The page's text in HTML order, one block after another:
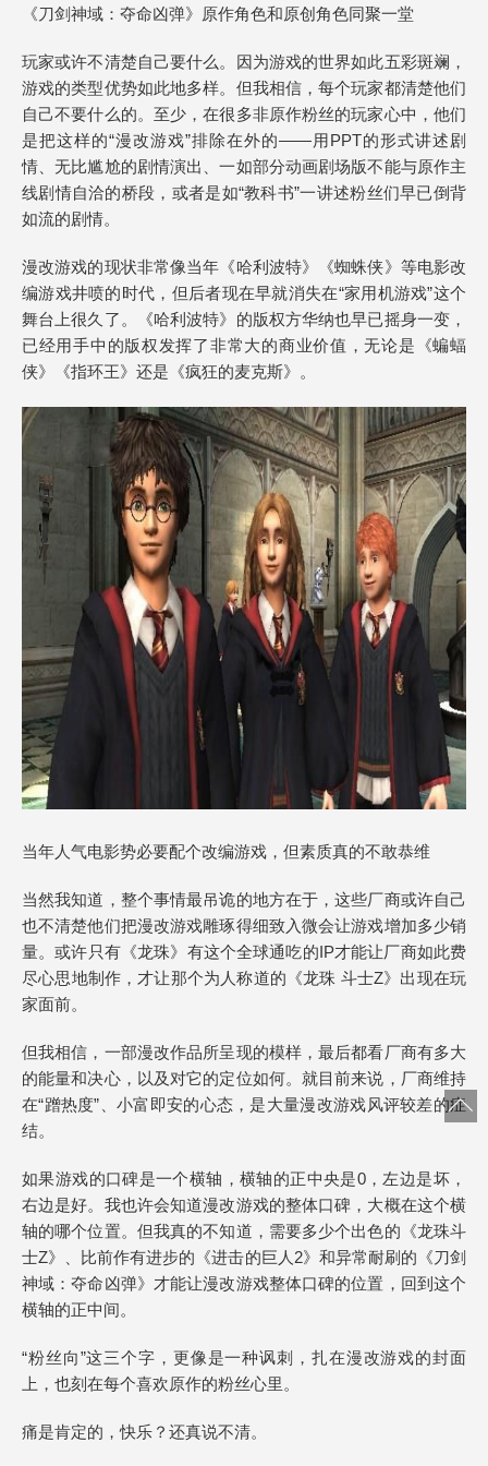
《刀剑神域：夺命凶弹》原作角色和原创角色同聚一堂
玩家或许不清楚自己要什么。因为游戏的世界如此五彩斑斓，
游戏的类型优势如此地多样。但我相信，每个玩家都清楚他们
自己不要什么的。至少，在很多非原作粉丝的玩家心中，他们
是把这样的“漫改游戏”排除在外的——用PPT的形式讲述剧
情、无比尴尬的剧情演出、一如部分动画剧场版不能与原作主
线剧情自洽的桥段，或者是如“教科书”一讲述粉丝们早已倒背
如流的剧情。
漫改游戏的现状非常像当年《哈利波特》《蜘蛛侠》等电影改
编游戏井喷的时代，但后者现在早就消失在“家用机游戏”这个
舞台上很久了。《哈利波特》的版权方华纳也早已摇身一变，
已经用手中的版权发挥了非常大的商业价值，无论是《蝙蝠
侠》《指环王》还是《疯狂的麦克斯》。
当年人气电影势必要配个改编游戏，但素质真的不敢恭维
当然我知道，整个事情最吊诡的地方在于，这些厂商或许自己
也不清楚他们把漫改游戏雕琢得细致入微会让游戏增加多少销
量。或许只有《龙珠》有这个全球通吃的IP才能让厂商如此费
尽心思地制作，才让那个为人称道的《龙珠 斗士Z》出现在玩
家面前。
但我相信，一部漫改作品所呈现的模样，最后都看厂商有多大
的能量和决心，以及对它的定位如何。就目前来说，厂商维持
在“蹭热度”、小富即安的心态，是大量漫改游戏风评较差的症
结。
如果游戏的口碑是一个横轴，横轴的正中央是0，左边是坏，
右边是好。我也许会知道漫改游戏的整体口碑，大概在这个横
轴的哪个位置。但我真的不知道，需要多少个出色的《龙珠斗
士Z》、比前作有进步的《进击的巨人2》和异常耐刷的《刀剑
神域：夺命凶弹》才能让漫改游戏整体口碑的位置，回到这个
横轴的正中间。
“粉丝向”这三个字，更像是一种讽刺，扎在漫改游戏的封面
上，也刻在每个喜欢原作的粉丝心里。
痛是肯定的，快乐？还真说不清。